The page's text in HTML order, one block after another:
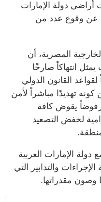
أراضي دولة الإمارات
عن وقوع عدد من
المصرية، أن
يمثل انتهاكاً صارخًا
القانون الدولي
كونه تهديدًا مباشراً لأمن
يقوض كافة
لخفض التصعيد
الإمارات العربية
والتدابير التي
وصون مقدراتها.